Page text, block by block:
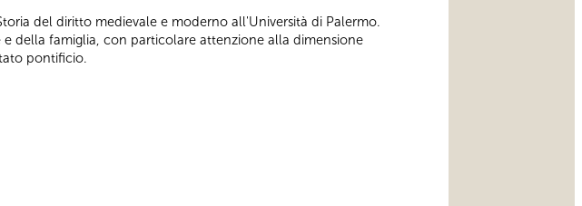
del diritto medievale e moderno all'Università di Palermo.
della famiglia, con particolare attenzione alla dimensione
pontificio.